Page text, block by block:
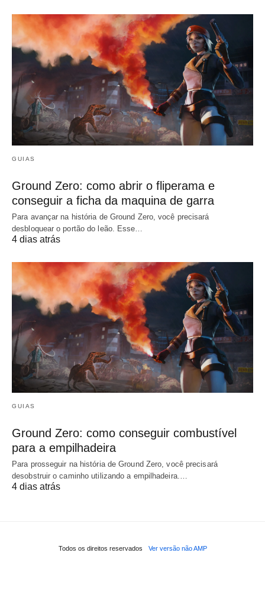
GUIAS
Ground Zero: como abrir o fliperama e
conseguir a ficha da maquina de garra
Para avançar na história de Ground Zero, você precisará
desbloquear o portão do leão. Esse…
4 dias atrás
GUIAS
Ground Zero: como conseguir combustível
para a empilhadeira
Para prosseguir na história de Ground Zero, você precisará
desobstruir o caminho utilizando a empilhadeira.…
4 dias atrás
Todos os direitos reservados Ver versão não AMP